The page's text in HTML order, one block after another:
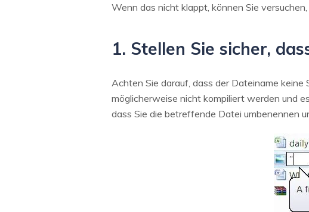
Wenn das nicht klappt, können Sie
1. Stellen Sie sicher,
Achten Sie darauf, dass der Dateiname
möglicherweise nicht kompiliert werden und
dass Sie die betreffende Datei umbenennen